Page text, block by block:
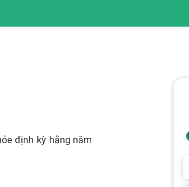
định kỳ hằng năm